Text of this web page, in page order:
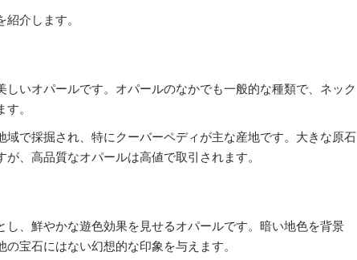
介します。
いオパールです。オパールのなかでも一般的な種類で、ネック
。
で採掘され、特にクーバーペディが主な産地です。大きな原石
、高品質なオパールは高値で取引されます。
、鮮やかな遊色効果を見せるオパールです。暗い地色を背景
宝石にはない幻想的な印象を与えます。